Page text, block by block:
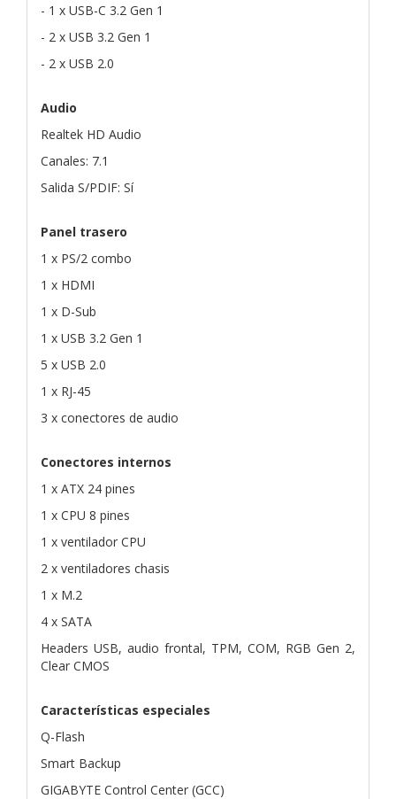
- 1 x USB-C 3.2 Gen 1
- 2 x USB 3.2 Gen 1
- 2 x USB 2.0
Audio
Realtek HD Audio
Canales: 7.1
Salida S/PDIF: Sí
Panel trasero
1 x PS/2 combo
1 x HDMI
1 x D-Sub
1 x USB 3.2 Gen 1
5 x USB 2.0
1 x RJ-45
3 x conectores de audio
Conectores internos
1 x ATX 24 pines
1 x CPU 8 pines
1 x ventilador CPU
2 x ventiladores chasis
1 x M.2
4 x SATA
Headers USB, audio frontal, TPM, COM, RGB Gen 2,
Clear CMOS
Características especiales
Q-Flash
Smart Backup
GIGABYTE Control Center (GCC)